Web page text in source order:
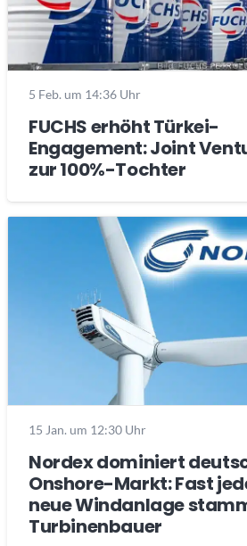
5 Feb. um 14:36 Uhr
FUCHS erhöht Türkei-
Engagement: Joint
zur 100%-Tochter
15 Jan. um 12:30 Uhr
Nordex dominiert
Onshore-Markt: Fast
neue Windanlage
Turbinenbauer